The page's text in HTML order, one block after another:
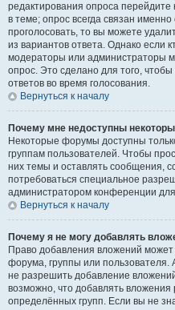
редактирования опроса
в теме; опрос всегда связан
проголосовать, то вы можете
из вариантов ответа. Однако если
модераторы или администраторы
опрос. Это сделано для того,
ответов во время голосования.
Вернуться к началу
Почему мне недоступны
Некоторые форумы доступны
группам пользователей. Чтобы
них темы и оставлять сообщения,
потребоваться специальное
администратором конференции
Вернуться к началу
Почему я не могу добавлять
Право добавления вложений
форума, группы или
не разрешить добавление
возможно, что добавлять
определённых групп. Если вы не